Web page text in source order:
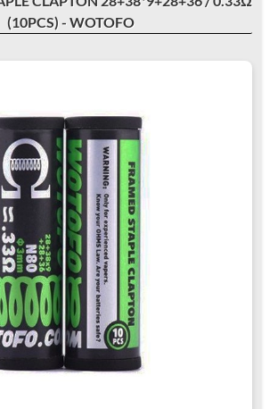
(10PCS) - WOTOFO